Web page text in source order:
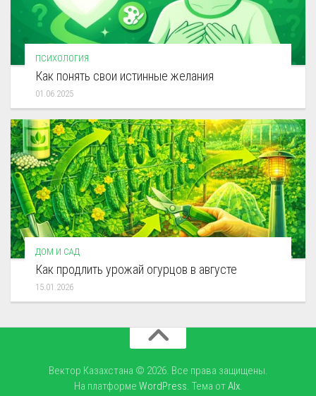
ПСИХОЛОГИЯ
Как понять свои истинные желания
01.06.2025
ДОМ И САД
Как продлить урожай огурцов в августе
15.01.2026
Вектор Казахстана © 2026. Все права защищены.
На платформе WordPress. Тема отAlx.